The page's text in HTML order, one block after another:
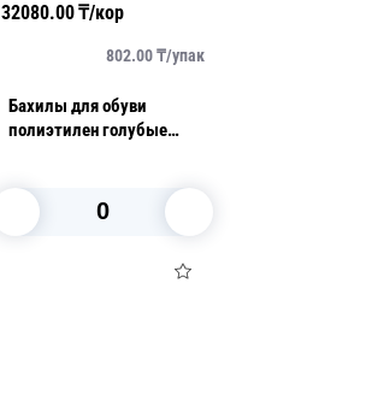
32080.00₸/кор
802.00₸/упак
Бахилы для обуви
полиэтилен голубые